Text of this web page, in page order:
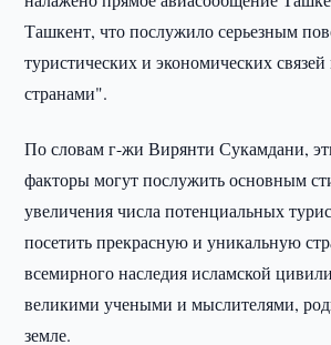
Ташкент, что послужило серьезным
туристических и экономических
странами".
По словам г-жи Вирянти Сукамдани,
факторы могут послужить основным
увеличения числа потенциальных
посетить прекрасную и уникальную
всемирного наследия исламской
великими учеными и мыслителями,
земле.